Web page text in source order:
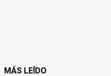
MÁS LEÍDO